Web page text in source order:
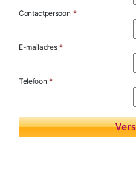
Contactpersoon *
E-mailadres *
Telefoon *